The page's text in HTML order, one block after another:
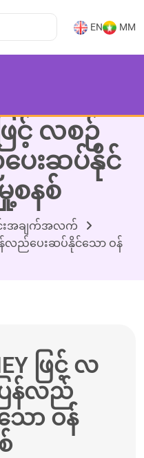
EN MM
ဖြင့် လစဉ်
ပေးဆပ်နိုင်
စနစ်
အချက်အလက်
ြန်လည်ပေးဆပ်နိုင်သော ဝန်
ဖြင့် လ
ြန်လည်
ော ဝန်